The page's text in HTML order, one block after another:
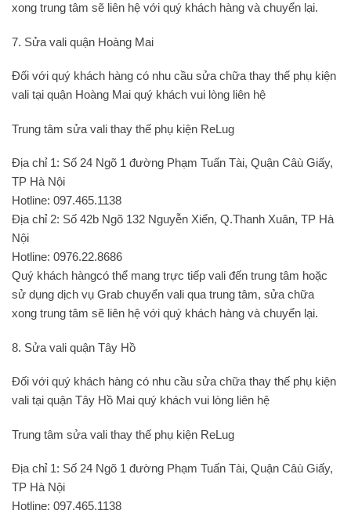
xong trung tâm sẽ liên hệ với quý khách hàng và chuyển lại.
7. Sửa vali quận Hoàng Mai
Đối với quý khách hàng có nhu cầu sửa chữa thay thế phụ kiện
vali tại quận Hoàng Mai quý khách vui lòng liên hệ
Trung tâm sửa vali thay thế phụ kiện ReLug
Địa chỉ 1: Số 24 Ngõ 1 đường Phạm Tuấn Tài, Quận Câù Giấy,
TP Hà Nội
Hotline: 097.465.1138
Địa chỉ 2: Số 42b Ngõ 132 Nguyễn Xiển, Q.Thanh Xuân, TP Hà
Nội
Hotline: 0976.22.8686
Quý khách hàngcó thể mang trực tiếp vali đến trung tâm hoặc
sử dụng dịch vụ Grab chuyển vali qua trung tâm, sửa chữa
xong trung tâm sẽ liên hệ với quý khách hàng và chuyển lại.
8. Sửa vali quận Tây Hồ
Đối với quý khách hàng có nhu cầu sửa chữa thay thế phụ kiện
vali tại quận Tây Hồ Mai quý khách vui lòng liên hệ
Trung tâm sửa vali thay thế phụ kiện ReLug
Địa chỉ 1: Số 24 Ngõ 1 đường Phạm Tuấn Tài, Quận Câù Giấy,
TP Hà Nội
Hotline: 097.465.1138